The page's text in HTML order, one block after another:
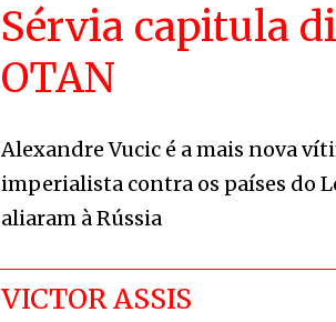
Sérvia capitula
OTAN
Alexandre Vucic é a mais nova
imperialista contra os países do
aliaram à Rússia
VICTOR ASSIS